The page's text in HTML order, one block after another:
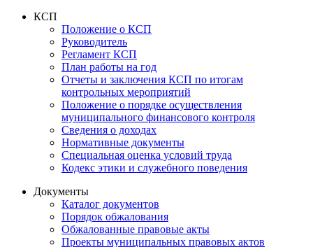
КСП
Положение о КСП
Руководитель
Регламент КСП
План работы на год
Отчеты и заключения КСП по итогам
контрольных мероприятий
Положение о порядке осуществления
муниципального финансового контроля
Сведения о доходах
Нормативные документы
Специальная оценка условий труда
Кодекс этики и служебного поведения
Документы
Каталог документов
Порядок обжалования
Обжалованные правовые акты
Проекты муниципальных правовых актов